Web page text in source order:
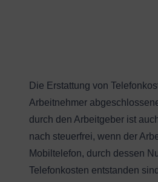
Die Erstattung von
Arbeitnehmer
durch den Arbeitgeber ist
nach steuerfrei, wenn der
Mobiltelefon, durch dessen
Telefonkosten entstanden